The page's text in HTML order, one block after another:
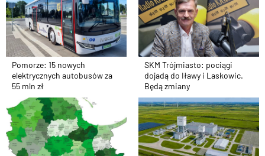
Pomorze: 15 nowych
elektrycznych autobusów za
55 mln zł
SKM Trójmiasto: pociągi
dojadą do Iławy i Laskowic.
Będą zmiany